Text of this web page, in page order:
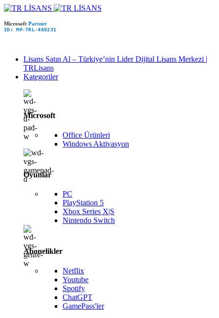
Microsoft Partner
ID: MP-TRL-489231
Lisans Satın Al – Türkiye’nin Lider Dijital Lisans Merkezi |
TRLisans
Kategoriler
Microsoft
Office Ürünleri
Windows Aktivasyon
Oyunlar
PC
PlayStation 5
Xbox Series X|S
Nintendo Switch
Abonelikler
Netflix
Youtube
Spotify
ChatGPT
GamePass'ler